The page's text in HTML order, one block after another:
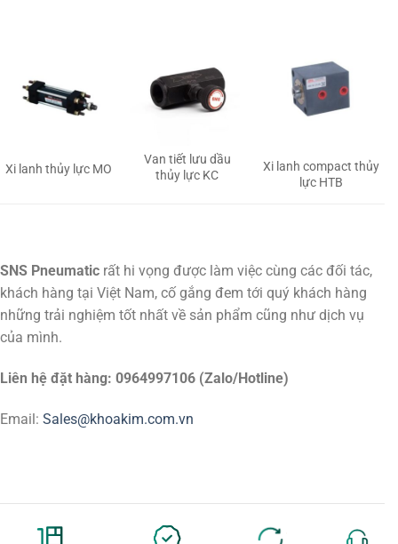
Xi lanh thủy lực MO
Van tiết lưu dầu
thủy lực KC
Xi lanh compact thủy
lực HTB
SNS Pneumatic rất hi vọng được làm việc cùng các đối tác,
khách hàng tại Việt Nam, cố gắng đem tới quý khách hàng
những trải nghiệm tốt nhất về sản phẩm cũng như dịch vụ
của mình.
Liên hệ đặt hàng: 0964997106 (Zalo/Hotline)
Email: Sales@khoakim.com.vn